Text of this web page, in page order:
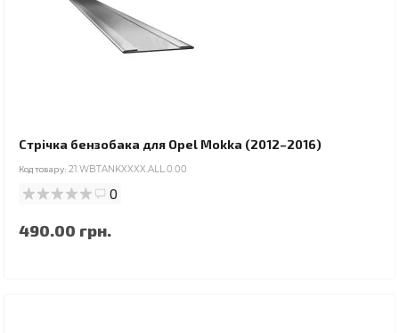
Стрічка бензобака для Opel Mokka (2012–2016)
Код товару: 21.WBTANKXXXX.ALL.0.00
0
490.00 грн.